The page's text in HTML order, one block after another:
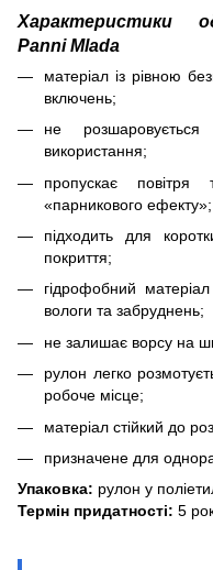
Характеристики
Panni Mlada
матеріал із рівною
включень;
не
використання;
пропускає повітря
«парникового ефекту»;
підходить для
покриття;
гідрофобний
вологи та забруднень;
не залишає ворсу на
рулон легко
робоче місце;
матеріал стійкий до
призначене для
Упаковка: рулон у
Термін придатності: 5